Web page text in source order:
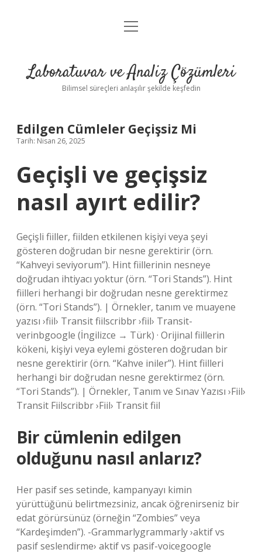
Anasayfa
Yasal Uyarı
menüyü
Laboratuvar ve Analiz Çözümleri
Bilimsel süreçleri anlaşılır şekilde keşfedin
Edilgen Cümleler Geçişsiz Mi
Tarih: Nisan 26, 2025
Geçişli ve geçişsiz
nasıl ayırt edilir?
Geçişli fiiller, fiilden etkilenen kişiyi veya şeyi
gösteren doğrudan bir nesne gerektirir (örn.
“Kahveyi seviyorum”). Hint fiillerinin nesneye
doğrudan ihtiyacı yoktur (örn. “Tori Stands”). Hint
fiilleri herhangi bir doğrudan nesne gerektirmez
(örn. “Tori Stands”). | Örnekler, tanım ve muayene
yazısı ›fiil› Transit fiilscribbr ›fiil› Transit-
verinbgoogle (İngilizce → Türk) · Orijinal fiillerin
kökeni, kişiyi veya eylemi gösteren doğrudan bir
nesne gerektirir (örn. “Kahve iniler”). Hint fiilleri
herhangi bir doğrudan nesne gerektirmez (örn.
“Tori Stands”). | Örnekler, Tanım ve Sınav Yazısı ›Fiil›
Transit Fiilscribbr ›Fiil› Transit fiil
Bir cümlenin edilgen
olduğunu nasıl anlarız?
Her pasif ses setinde, kampanyayı kimin
yürüttüğünü belirtmezsiniz, ancak öğrenirseniz bir
edat görürsünüz (örneğin “Zombies” veya
“Kardeşimden”). -Grammarlygrammarly ›aktif vs
pasif seslendirme› aktif vs pasif-voicegoogle